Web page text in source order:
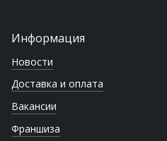
Информация
Новости
Доставка и оплата
Вакансии
Франшиза